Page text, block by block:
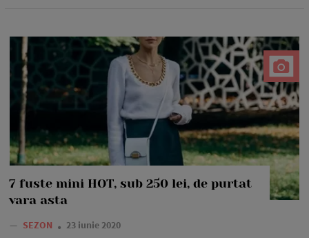
7 fuste mini HOT, sub 250 lei, de purtat
vara asta
— SEZON 23 iunie 2020